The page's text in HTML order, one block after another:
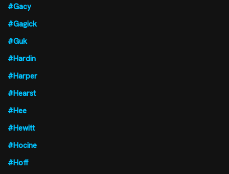
#Gacy
#Gagick
#Guk
#Hardin
#Harper
#Hearst
#Hee
#Hewitt
#Hocine
#Hoff